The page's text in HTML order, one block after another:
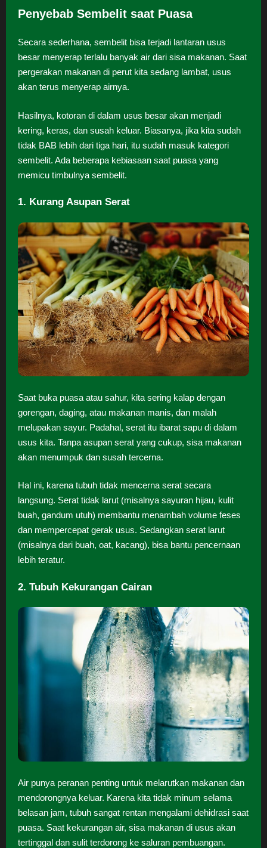
Penyebab Sembelit saat Puasa
Secara sederhana, sembelit bisa terjadi lantaran usus
besar menyerap terlalu banyak air dari sisa makanan. Saat
pergerakan makanan di perut kita sedang lambat, usus
akan terus menyerap airnya.
Hasilnya, kotoran di dalam usus besar akan menjadi
kering, keras, dan susah keluar. Biasanya, jika kita sudah
tidak BAB lebih dari tiga hari, itu sudah masuk kategori
sembelit. Ada beberapa kebiasaan saat puasa yang
memicu timbulnya sembelit.
1. Kurang Asupan Serat
Saat buka puasa atau sahur, kita sering kalap dengan
gorengan, daging, atau makanan manis, dan malah
melupakan sayur. Padahal, serat itu ibarat sapu di dalam
usus kita. Tanpa asupan serat yang cukup, sisa makanan
akan menumpuk dan susah tercerna.
Hal ini, karena tubuh tidak mencerna serat secara
langsung. Serat tidak larut (misalnya sayuran hijau, kulit
buah, gandum utuh) membantu menambah volume feses
dan mempercepat gerak usus. Sedangkan serat larut
(misalnya dari buah, oat, kacang), bisa bantu pencernaan
lebih teratur.
2. Tubuh Kekurangan Cairan
Air punya peranan penting untuk melarutkan makanan dan
mendorongnya keluar. Karena kita tidak minum selama
belasan jam, tubuh sangat rentan mengalami dehidrasi saat
puasa. Saat kekurangan air, sisa makanan di usus akan
tertinggal dan sulit terdorong ke saluran pembuangan.